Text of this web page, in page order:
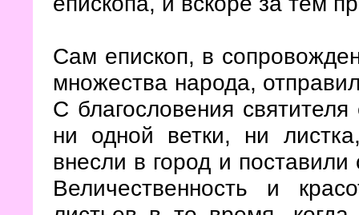
Сам епископ, в
множества народа,
С благословения
ни одной ветки, ни
внесли в город и
Величественность и